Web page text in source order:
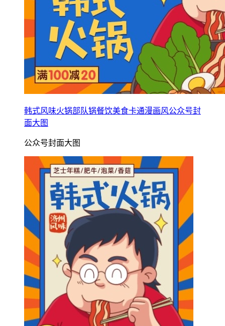
韩式风味火锅部队锅餐饮美食卡通漫画风公众号封
面大图
公众号封面大图